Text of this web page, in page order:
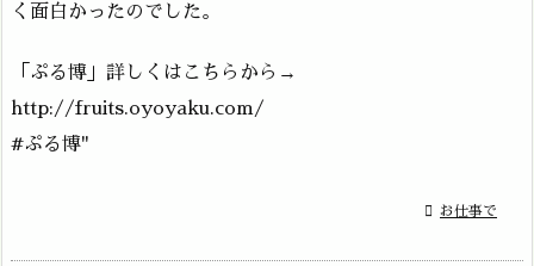
く面白かったのでした。
「ぷる博」詳しくはこちらから→
http://fruits.oyoyaku.com/
#ぷる博"
 お仕事で